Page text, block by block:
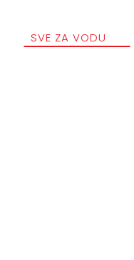
SVE ZA VODU